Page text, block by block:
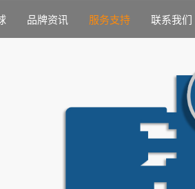
品牌资讯 服务支持 联系我们